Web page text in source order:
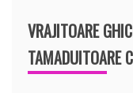
VRAJITOARE
TAMADUITOARE